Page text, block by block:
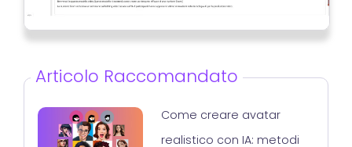
Articolo Raccomandato
Come creare avatar
realistico con IA: metodi